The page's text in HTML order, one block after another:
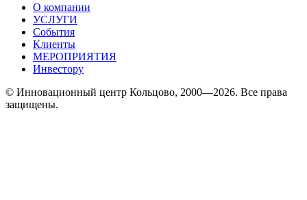
О компании
УСЛУГИ
События
Клиенты
МЕРОПРИЯТИЯ
Инвестору
© Инновационный центр Кольцово, 2000—2026. Все права
защищены.